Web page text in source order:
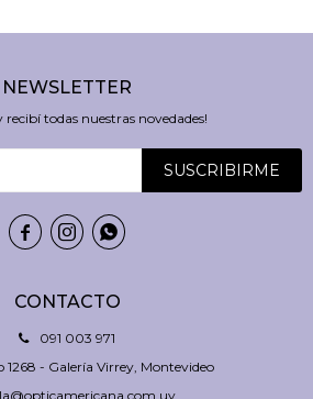
CONTACTO
091 003 971
1268 - Galería Virrey, Montevideo
NEWSLETTER
recibí todas nuestras novedades!
SUSCRIBIRME
  